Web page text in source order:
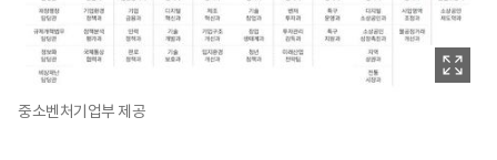
중소벤처기업부 제공